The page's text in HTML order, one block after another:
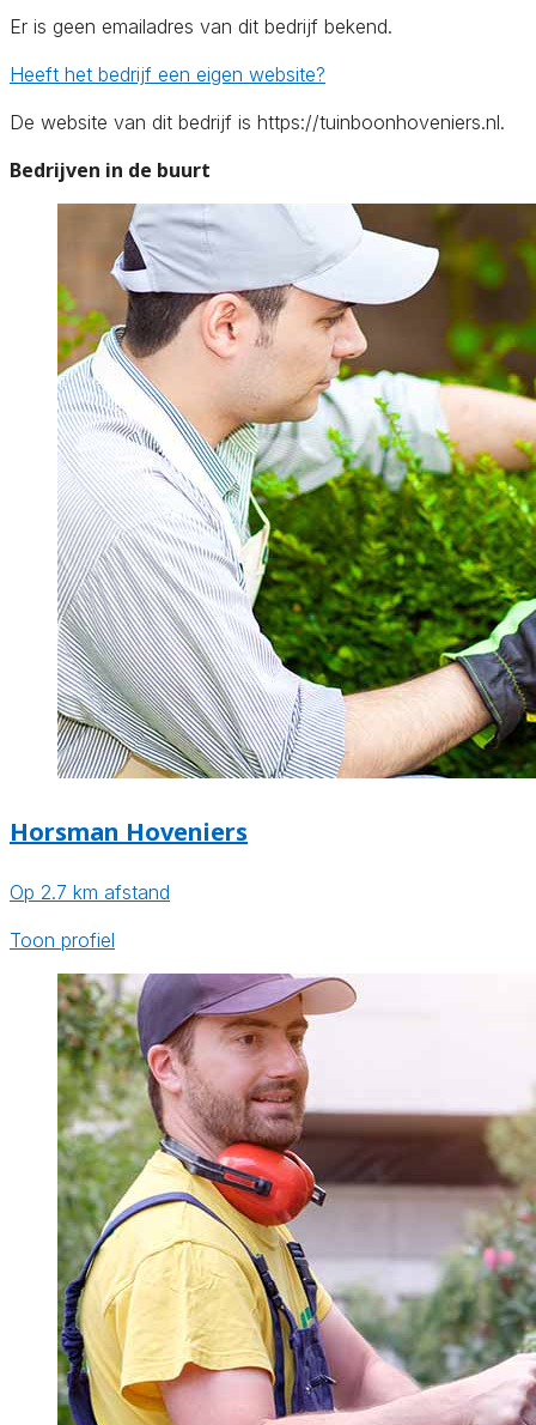
Er is geen emailadres van dit bedrijf bekend.
Heeft het bedrijf een eigen website?
De website van dit bedrijf is https://tuinboonhoveniers.nl.
Bedrijven in de buurt
Horsman Hoveniers
Op 2.7 km afstand
Toon profiel